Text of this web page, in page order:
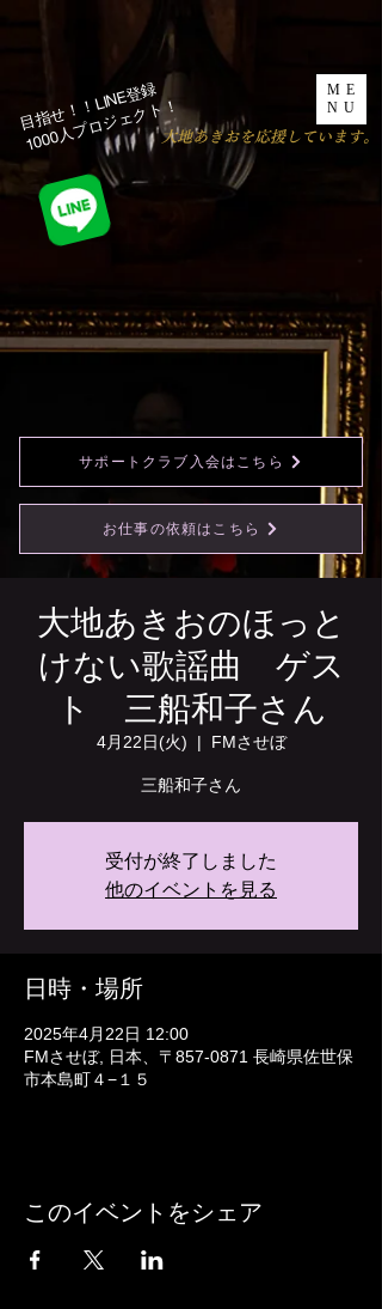
ME
NU
​大地あきおを応援しています。
目指せ！！LINE登録
1000人プロジェクト！​
お仕事の依頼はこちら
サポートクラブ入会はこちら
大地あきおのほっと
けない歌謡曲 ゲス
ト 三船和子さん
4月22日(火)
  |
FMさせぼ
三船和子さん
受付が終了しました
他のイベントを見る
日時・場所
2025年4月22日 12:00
FMさせぼ, 日本、〒857-0871 長崎県佐世保
市本島町４−１５
このイベントをシェア